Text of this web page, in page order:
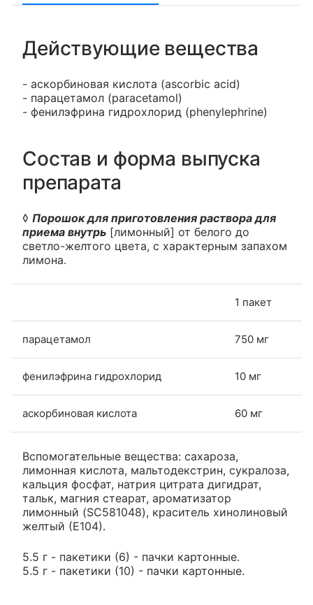
Действующие вещества
- аскорбиновая кислота (ascorbic acid)
- парацетамол (paracetamol)
- фенилэфрина гидрохлорид (phenylephrine)
Состав и форма выпуска
препарата
◊ Порошок для приготовления раствора для
приема внутрь [лимонный] от белого до
светло-желтого цвета, с характерным запахом
лимона.
1 пакет
парацетамол 750 мг
фенилэфрина гидрохлорид 10 мг
аскорбиновая кислота 60 мг
Вспомогательные вещества: сахароза,
лимонная кислота, мальтодекстрин, сукралоза,
кальция фосфат, натрия цитрата дигидрат,
тальк, магния стеарат, ароматизатор
лимонный (SC581048), краситель хинолиновый
желтый (Е104).
5.5 г - пакетики (6) - пачки картонные.
5.5 г - пакетики (10) - пачки картонные.